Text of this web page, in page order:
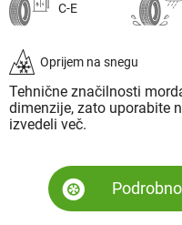
C-E
Oprijem na snegu
Tehnične značilnosti
dimenzije, zato uporabite
izvedeli več.